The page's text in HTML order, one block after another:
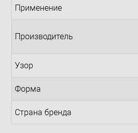
Применение
Производитель
Узор
Форма
Страна бренда